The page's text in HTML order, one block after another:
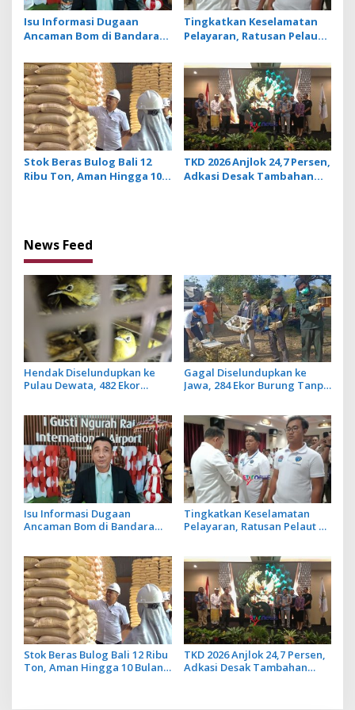
Isu Informasi Dugaan
Ancaman Bom di Bandara
Benar, Operasional
Penerbangan Lancar
Tingkatkan Keselamatan
Pelayaran, Ratusan Pelaut
dan JMPR
Stok Beras Bulog Bali 12
Ribu Ton, Aman Hingga 10
TKD 2026 Anjlok 24,7 Persen,
Adkasi Desak Tambahan
News Feed
Hendak Diselundupkan ke
Pulau Dewata, 482 Ekor
Gagal Diselundupkan ke
Jawa, 284 Ekor Burung Tanpa
Isu Informasi Dugaan
Ancaman Bom di Bandara
Lancar
Tingkatkan Keselamatan
Pelayaran, Ratusan Pelaut di
Stok Beras Bulog Bali 12 Ribu
Ton, Aman Hingga 10 Bulan
TKD 2026 Anjlok 24,7 Persen,
Adkasi Desak Tambahan